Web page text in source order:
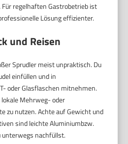
regelhaften Gastrobetrieb ist
Lösung effizienter.
und Reisen
Sprudler meist unpraktisch. Du
einfüllen und in
oder Glasflaschen mitnehmen.
Mehrweg- oder
zu nutzen. Achte auf Gewicht und
sind leichte Aluminiumbzw.
unterwegs nachfüllst.